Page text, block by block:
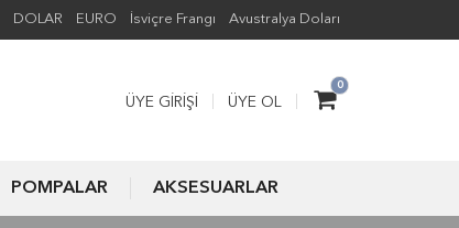
DOLAR EURO İsviçre Frangı Avustralya Doları
0
ÜYE GIRIŞI ÜYE OL
POMPALAR AKSESUARLAR